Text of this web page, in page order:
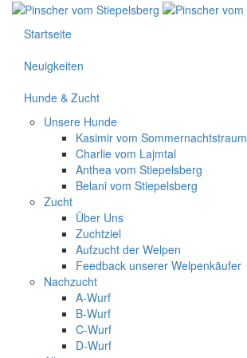
Startseite
Neuigkeiten
Hunde & Zucht
Unsere Hunde
Kasimir vom Sommernachtstraum
Charlie vom Lajmtal
Anthea vom Stiepelsberg
Belani vom Stiepelsberg
Zucht
Über Uns
Zuchtziel
Aufzucht der Welpen
Feedback unserer Welpenkäufer
Nachzucht
A-Wurf
B-Wurf
C-Wurf
D-Wurf